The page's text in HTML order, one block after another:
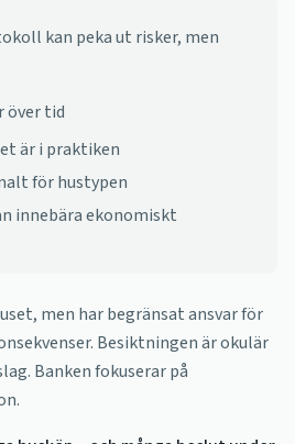
kan peka ut risker, men
över tid
är i praktiken
för hustypen
innebära ekonomiskt
men har begränsat ansvar för
Besiktningen är okulär
Banken fokuserar på